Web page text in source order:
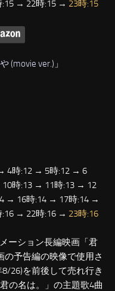
→ 22時:15 → 23時:15
(movie ver.) 」
4時:12 → 5時:12 → 6
時:13 → 11時:13 → 12
→ 16時:14 → 17時:14 →
→ 22時:16 → 23時:16
ーション長編映画「君
予告編の映像で使用さ
26)を前後して売れ行き
の名は。」の主題歌4曲